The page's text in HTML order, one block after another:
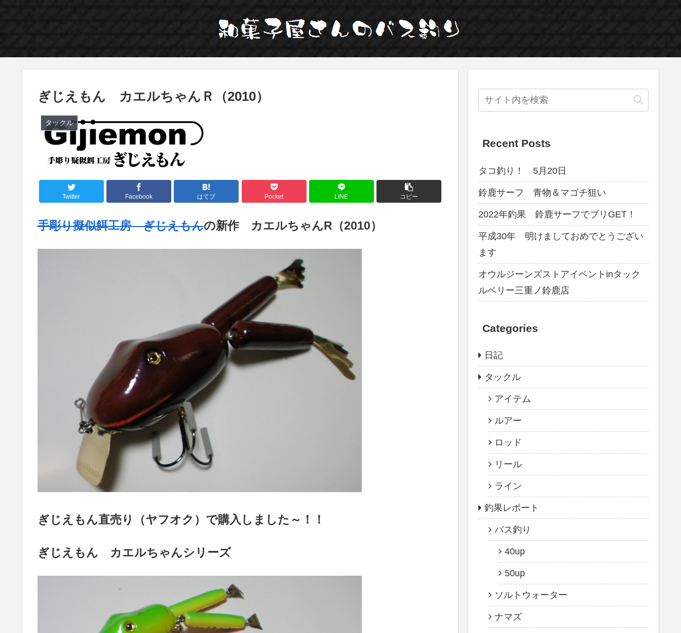
ぎじえもん カエルちゃんＲ（2010）
タックル
Twitter Facebook はてブ Pocket LINE コピー
手彫り擬似餌工房 ぎじえもんの新作 カエルちゃんR（2010）
ぎじえもん直売り（ヤフオク）で購入しました～！！
ぎじえもん カエルちゃんシリーズ
Recent Posts
タコ釣り！ 5月20日
鈴鹿サーフ 青物＆マゴチ狙い
2022年釣果 鈴鹿サーフでブリGET！
平成30年 明けましておめでとうござい
ます
オウルジーンズストアイベントinタック
ルベリー三重ノ鈴鹿店
Categories
日記
タックル
アイテム
ルアー
ロッド
リール
ライン
釣果レポート
バス釣り
40up
50up
ソルトウォーター
ナマズ